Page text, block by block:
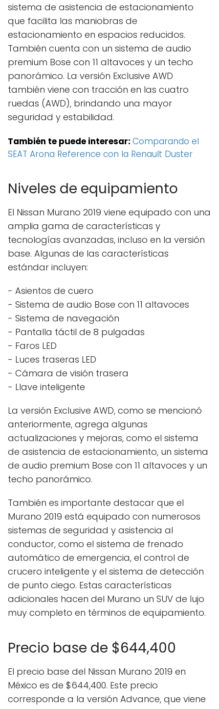
sistema de asistencia de estacionamiento
que facilita las maniobras de
estacionamiento en espacios reducidos.
También cuenta con un sistema de audio
premium Bose con 11 altavoces y un techo
panorámico. La versión Exclusive AWD
también viene con tracción en las cuatro
ruedas (AWD), brindando una mayor
seguridad y estabilidad.
También te puede interesar: Comparando el
SEAT Arona Reference con la Renault Duster
Niveles de equipamiento
El Nissan Murano 2019 viene equipado con una
amplia gama de características y
tecnologías avanzadas, incluso en la versión
base. Algunas de las características
estándar incluyen:
- Asientos de cuero
- Sistema de audio Bose con 11 altavoces
- Sistema de navegación
- Pantalla táctil de 8 pulgadas
- Faros LED
- Luces traseras LED
- Cámara de visión trasera
- Llave inteligente
La versión Exclusive AWD, como se mencionó
anteriormente, agrega algunas
actualizaciones y mejoras, como el sistema
de asistencia de estacionamiento, un sistema
de audio premium Bose con 11 altavoces y un
techo panorámico.
También es importante destacar que el
Murano 2019 está equipado con numerosos
sistemas de seguridad y asistencia al
conductor, como el sistema de frenado
automático de emergencia, el control de
crucero inteligente y el sistema de detección
de punto ciego. Estas características
adicionales hacen del Murano un SUV de lujo
muy completo en términos de equipamiento.
Precio base de $644,400
El precio base del Nissan Murano 2019 en
México es de $644,400. Este precio
corresponde a la versión Advance, que viene